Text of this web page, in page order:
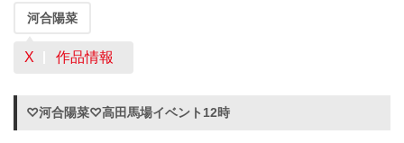
河合陽菜
X 作品情報
♡河合陽菜♡高田馬場イベント12時